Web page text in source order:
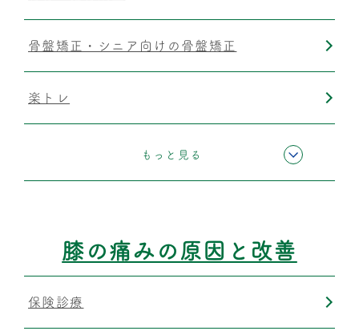
骨盤矯正・シニア向けの骨盤矯正
楽トレ
もっと見る
膝の痛みの原因と改善
保険診療